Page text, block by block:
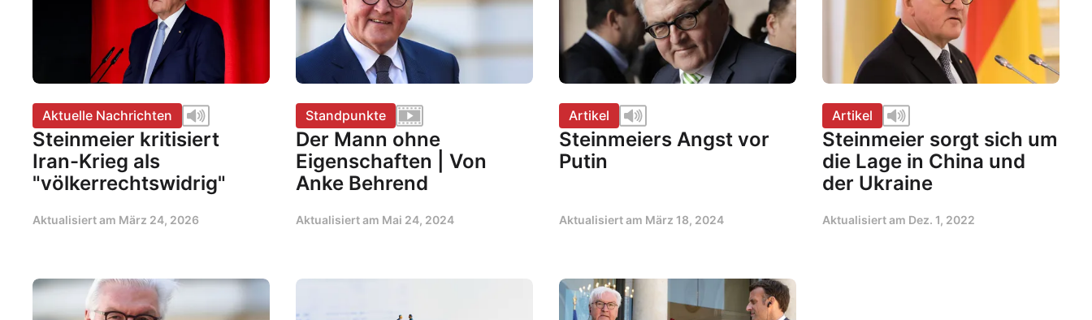
Aktuelle Nachrichten
Steinmeier kritisiert
Iran-Krieg als
"völkerrechtswidrig"
Aktualisiert am März 24, 2026
Standpunkte
Der Mann ohne
Eigenschaften | Von
Anke Behrend
Aktualisiert am Mai 24, 2024
Artikel
Steinmeiers Angst vor
Putin
Aktualisiert am März 18, 2024
Artikel
Steinmeier sorgt sich um
die Lage in China und
der Ukraine
Aktualisiert am Dez. 1, 2022